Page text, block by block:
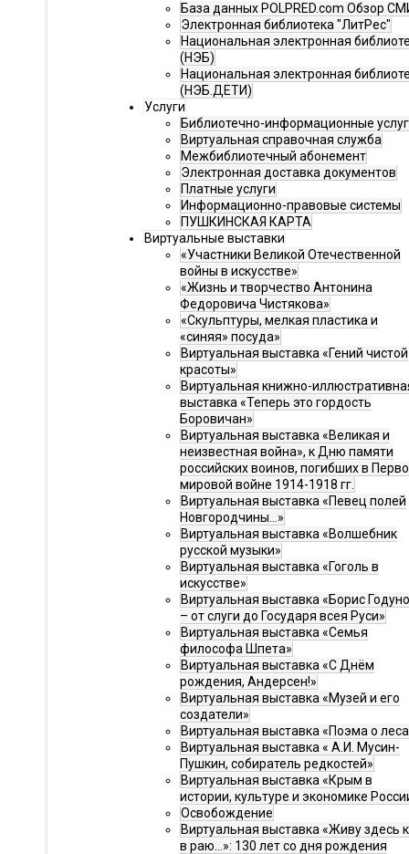
База данных POLPRED.com Обзор
Электронная библиотека "ЛитРес"
Национальная электронная
(НЭБ)
Национальная электронная
(НЭБ.ДЕТИ)
Услуги
Библиотечно-информационные
Виртуальная справочная служба
Межбиблиотечный абонемент
Электронная доставка документов
Платные услуги
Информационно-правовые системы
ПУШКИНСКАЯ КАРТА
Виртуальные выставки
«Участники Великой Отечественной
войны в искусстве»
«Жизнь и творчество Антонина
Федоровича Чистякова»
«Скульптуры, мелкая пластика и
«синяя» посуда»
Виртуальная выставка «Гений чистой
красоты»
Виртуальная книжно-
выставка «Теперь это гордость
Боровичан»
Виртуальная выставка «Великая и
неизвестная война», к Дню памяти
российских воинов, погибших в
мировой войне 1914-1918 гг.
Виртуальная выставка «Певец полей
Новгородчины…»
Виртуальная выставка «Волшебник
русской музыки»
Виртуальная выставка «Гоголь в
искусстве»
Виртуальная выставка «Борис
– от слуги до Государя всея Руси»
Виртуальная выставка «Семья
философа Шпета»
Виртуальная выставка «С Днём
рождения, Андерсен!»
Виртуальная выставка «Музей и его
создатели»
Виртуальная выставка «Поэма о
Виртуальная выставка « А.И. Мусин-
Пушкин, собиратель редкостей»
Виртуальная выставка «Крым в
истории, культуре и экономике
Освобождение
Виртуальная выставка «Живу здесь
в раю…»: 130 лет со дня рождения